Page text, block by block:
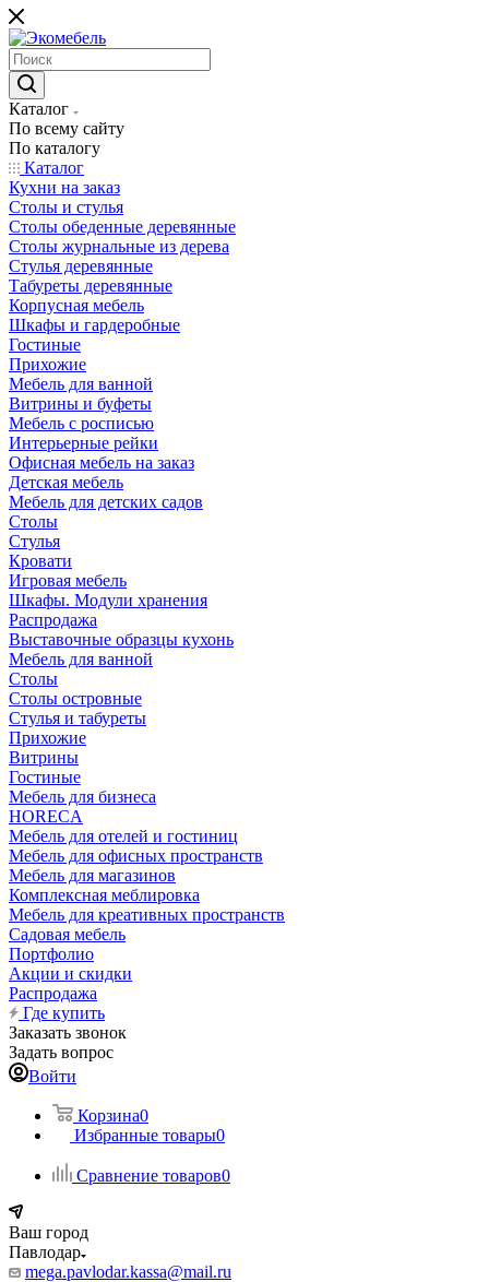
Каталог
По всему сайту
По каталогу
Каталог
Кухни на заказ
Столы и стулья
Столы обеденные деревянные
Столы журнальные из дерева
Стулья деревянные
Табуреты деревянные
Корпусная мебель
Шкафы и гардеробные
Гостиные
Прихожие
Мебель для ванной
Витрины и буфеты
Мебель с росписью
Интерьерные рейки
Офисная мебель на заказ
Детская мебель
Мебель для детских садов
Столы
Стулья
Кровати
Игровая мебель
Шкафы. Модули хранения
Распродажа
Выставочные образцы кухонь
Мебель для ванной
Столы
Столы островные
Стулья и табуреты
Прихожие
Витрины
Гостиные
Мебель для бизнеса
HORECA
Мебель для отелей и гостиниц
Мебель для офисных пространств
Мебель для магазинов
Комплексная меблировка
Мебель для креативных пространств
Садовая мебель
Портфолио
Акции и скидки
Распродажа
Где купить
Заказать звонок
Задать вопрос
Войти
Корзина0
Избранные товары0
Сравнение товаров0
Ваш город
Павлодар
mega.pavlodar.kassa@mail.ru